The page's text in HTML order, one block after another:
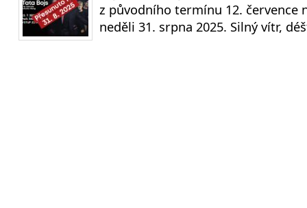
z původního termínu 12. července
neděli 31. srpna 2025. Silný vítr,